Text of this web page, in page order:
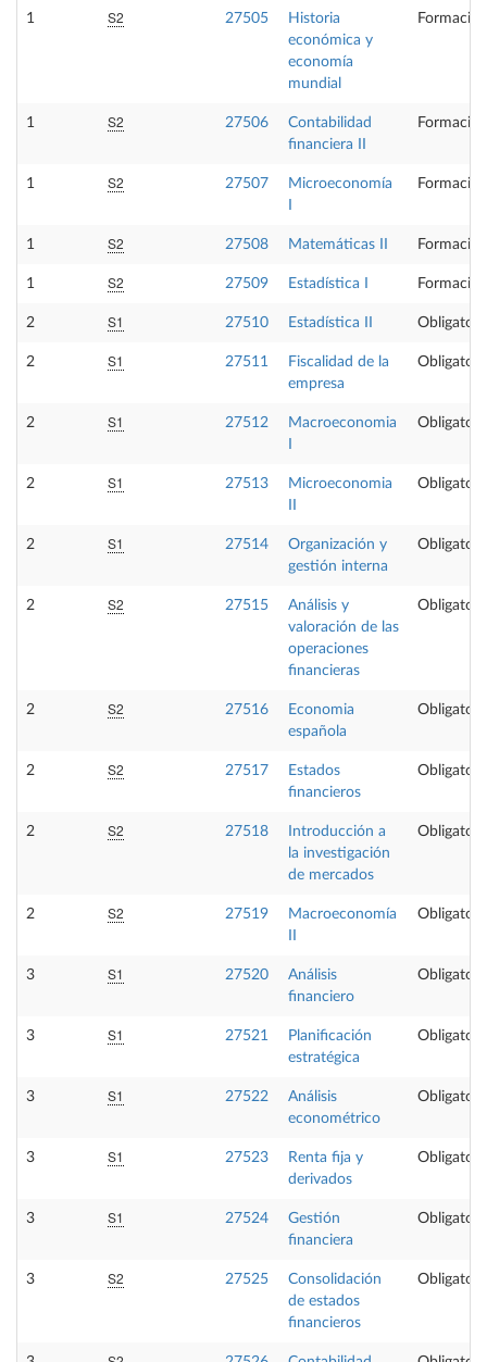
1 S2 27505
Historia
económica y
economía
mundial
1 S2 27506
Contabilidad
financiera II
1 S2 27507
Microeconomía
1 S2 27508 Matemáticas II
1 S2 27509 Estadística I
2 S1 27510 Estadística II
2 S1 27511
Fiscalidad de la
empresa
2 S1 27512
Macroeconomia
2 S1 27513
Microeconomia
2 S1 27514
Organización y
gestión interna
2 S2 27515
Análisis y
valoración de las
operaciones
financieras
2 S2 27516
Economia
española
2 S2 27517
Estados
financieros
2 S2 27518
Introducción a
la investigación
de mercados
2 S2 27519
Macroeconomía
3 S1 27520
Análisis
financiero
3 S1 27521
Planificación
estratégica
3 S1 27522
Análisis
econométrico
3 S1 27523
Renta fija y
derivados
3 S1 27524
Gestión
financiera
3 S2 27525
Consolidación
de estados
financieros